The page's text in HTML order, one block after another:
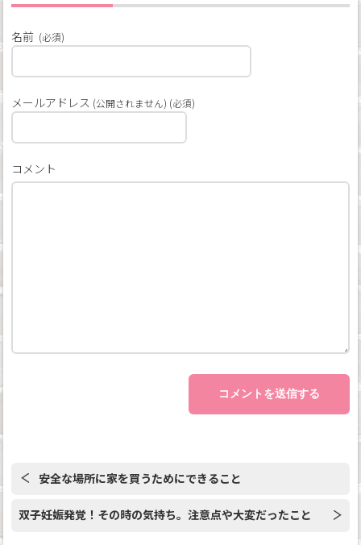
名前 (必須)
メールアドレス (公開されません) (必須)
コメント
安全な場所に家を買うためにできること
双子妊娠発覚！その時の気持ち。注意点や大変だったこと